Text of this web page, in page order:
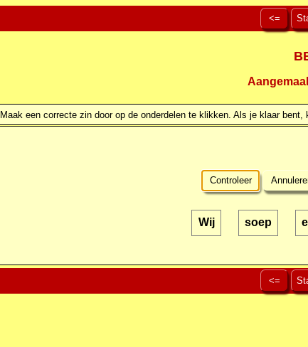
<=
Maak een correcte zin door op de onderdelen te klikken. Als je klaar
Controleer
Wij soep
<=